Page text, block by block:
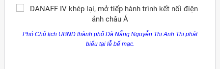
Phó Chủ tịch UBND thành phố Đà Nẵng Nguyễn Thị Anh Thi phát
biểu tại lễ bế mạc.